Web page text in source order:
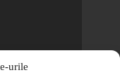
urile